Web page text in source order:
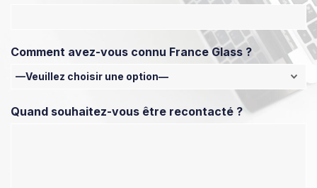
Comment avez-vous connu France Glass ?
Quand souhaitez-vous être recontacté ?